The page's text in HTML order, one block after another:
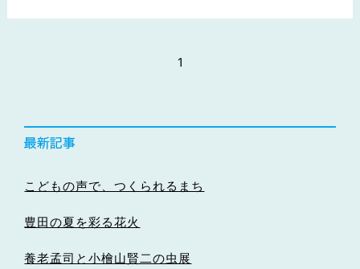
1
こどもの声で、つくられるまち
豊田の夏を彩る花火
養老孟司と小檜山賢二の虫展